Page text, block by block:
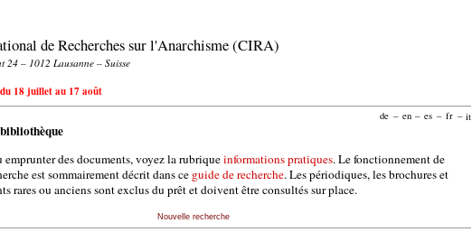
de Recherches sur l'Anarchisme (CIRA)
24 – 1012 Lausanne – Suisse
18 juillet au 17 août
de – en – es – fr – it
emprunter des documents, voyez la rubriqueinformations pratiques. Le fonctionnement de
est sommairement décrit dans ce guide de recherche. Les périodiques, les brochures et
rares ou anciens sont exclus du prêt et doivent être consultés sur place.
Nouvelle recherche